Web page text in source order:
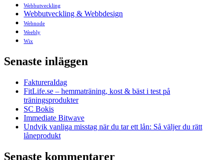
Webbutveckling
Webbutveckling & Webbdesign
Webnode
Weebly
Wix
Senaste inläggen
FaktureraIdag
FitLife.se – hemmaträning, kost & bäst i test på
träningsprodukter
SC Bokis
Immediate Bitwave
Undvik vanliga misstag när du tar ett lån: Så väljer du rätt
låneprodukt
Senaste kommentarer